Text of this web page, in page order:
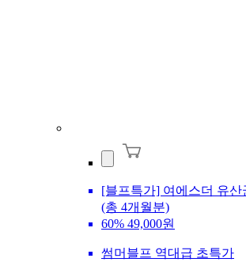
[블프특가] 여에스더 유산
(총 4개월분)
60% 49,000원
썸머블프 역대급 초특가